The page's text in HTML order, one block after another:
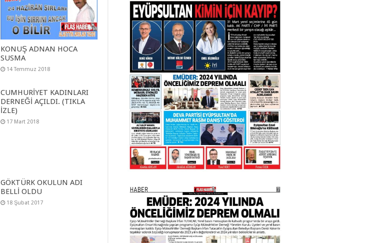
KONUŞ ADNAN HOCA
SUSMA
14 Temmuz 2018
CUMHURİYET KADINLARI
DERNEĞİ AÇILDI. (TIKLA
İZLE)
17 Mart 2018
GÖKTÜRK OKULUN ADI
BELLİ OLDU
18 Şubat 2017